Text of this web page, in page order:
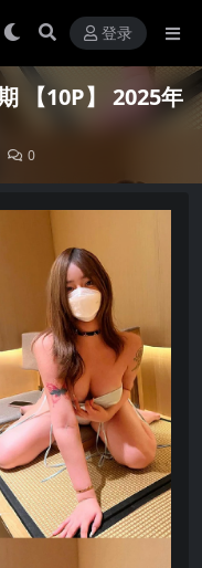
登录
【10P】 2025年
0